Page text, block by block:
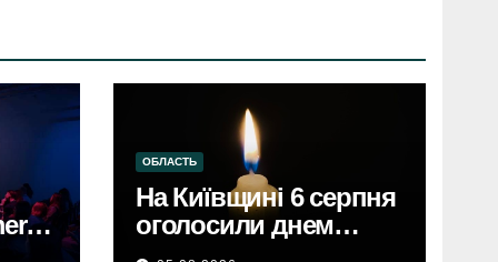
ОБЛАСТЬ
На Київщині 6 серпня
оголосили днем
жалобиКиївщина в